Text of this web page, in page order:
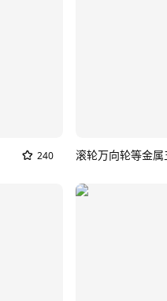
240